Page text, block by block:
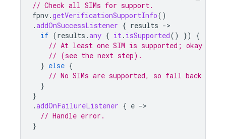
// Check all SIMs for support.
fpnv.getVerificationSupportInfo()
.addOnSuccessListener { results -
if (results .any { it. isSupported() })
{
// At least one SIM is supported; okay to
// (see the next step).
} else {
// No SIMs are supported, so fall back to
}
}
.addOnFailureListener { e -
// Handle error.
}